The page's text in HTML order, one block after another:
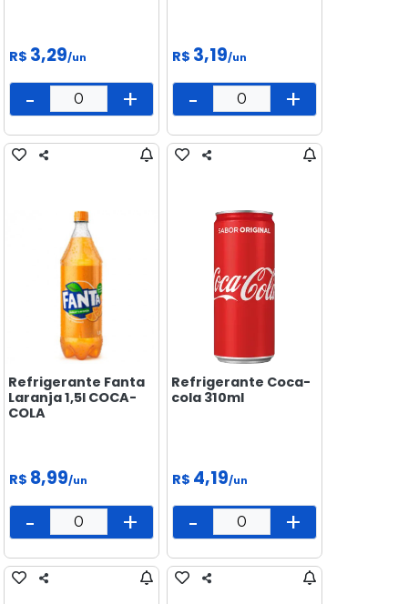
R$ 3,29/un
- +
R$ 3,19/un
- +
Refrigerante Fanta
Laranja 1,5l COCA-
COLA
R$ 8,99/un
- +
Refrigerante Coca-
cola 310ml
R$ 4,19/un
- +